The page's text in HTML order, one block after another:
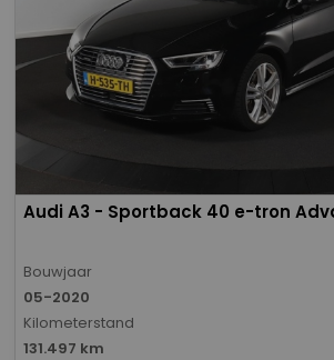
Audi A3 - Sportback 40 e-tron
Bouwjaar
05-2020
Kilometerstand
131.497 km